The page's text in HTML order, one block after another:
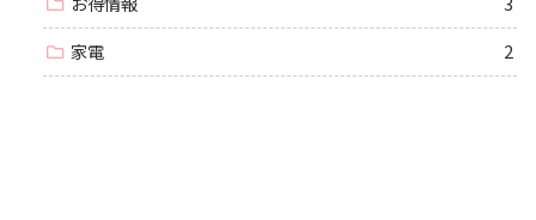
家電
2